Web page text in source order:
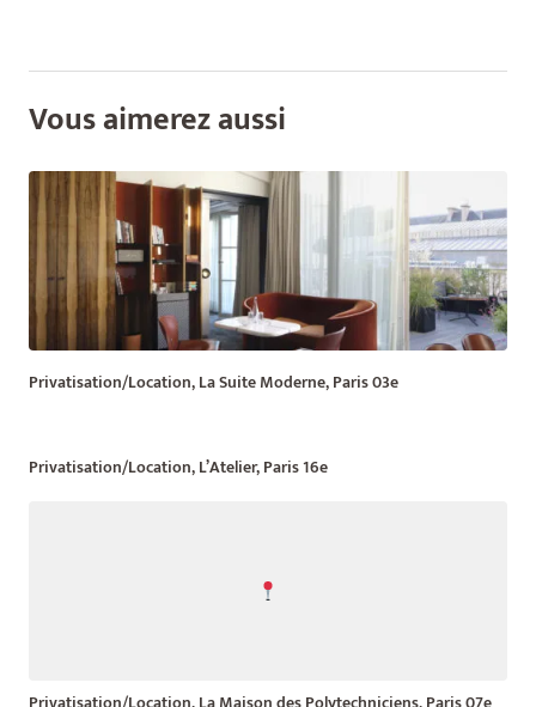
Vous aimerez aussi
Privatisation/Location, La Suite Moderne, Paris 03e
Privatisation/Location, L’Atelier, Paris 16e